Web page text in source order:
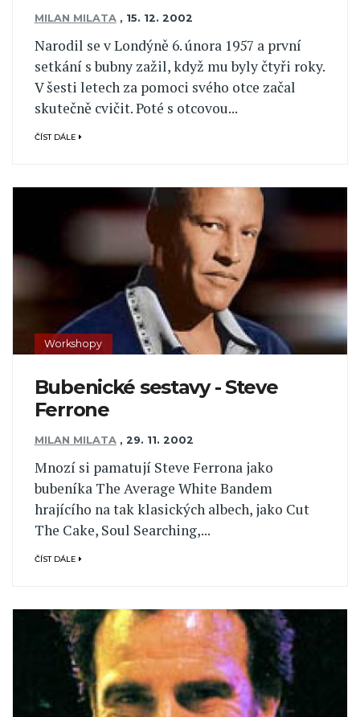
MILAN MILATA , 15. 12. 2002
Narodil se v Londýně 6. února 1957 a první
setkání s bubny zažil, když mu byly čtyři roky.
V šesti letech za pomoci svého otce začal
skutečně cvičit. Poté s otcovou...
ČÍST DÁLE
Workshopy
Bubenické sestavy - Steve
Ferrone
MILAN MILATA , 29. 11. 2002
Mnozí si pamatují Steve Ferrona jako
bubeníka The Average White Bandem
hrajícího na tak klasických albech, jako Cut
The Cake, Soul Searching,...
ČÍST DÁLE